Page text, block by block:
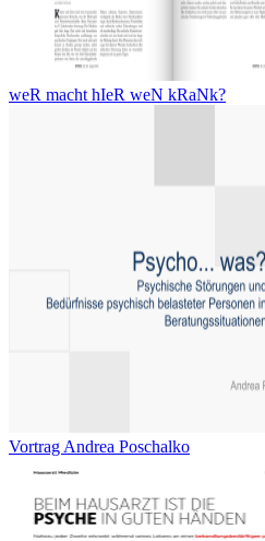
weR macht hIeR weN kRaNk?
Vortrag Andrea Poschalko